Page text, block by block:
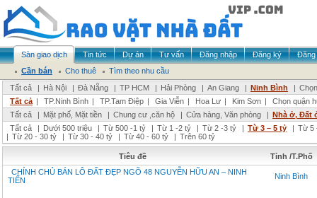
Sàn giao dịch Tin tức Dự án Tư vấn Đăng nhập Đăng ký
Đăng
Cần bán
Cho thuê
Tìm theo nhu cầu
Tất cả
| Hà Nội | Đà Nẵng | TP HCM | Hải Phòng | An Giang | Ninh Bình |
Tất cả | TP.Ninh Bình | TP.Tam Điệp | Gia Viễn | Hoa Lư | Kim Sơn |
Chọn quận
Tất cả
| Mặt phố, Mặt tiền | Chung cư ,căn hộ | Cửa hàng, Văn phòng | Nhà ở, Đất
Tất cả
| Dưới 500 triệu | Từ 500 -1 tỷ | Từ 1 -2 tỷ | Từ 2 -3 tỷ | Từ 3 – 5 tỷ | Từ 5
| Từ 20 - 30 tỷ | Từ 30 - 40 tỷ | Từ 40 - 60 tỷ | Trên 60 tỷ
Tiêu đề
Tỉnh /T.Phố
CHÍNH CHỦ BÁN LÔ ĐẤT ĐẸP NGÕ 48 NGUYỄN HỮU AN – NINH
TIẾN
Ninh Bình